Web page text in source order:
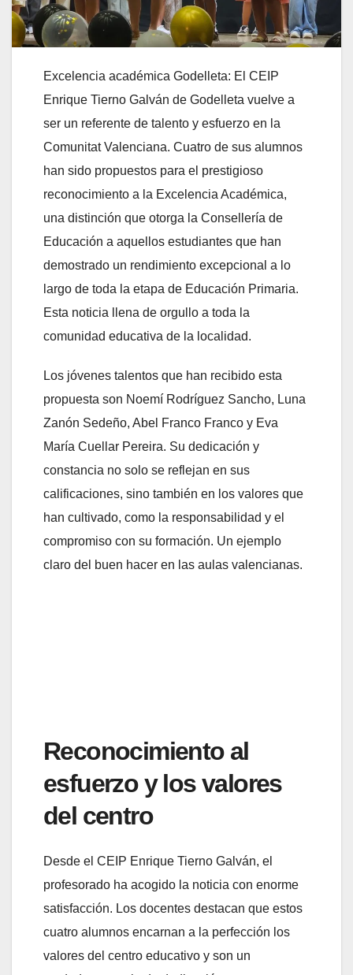
Excelencia académica Godelleta: El CEIP
Enrique Tierno Galván de Godelleta vuelve a
ser un referente de talento y esfuerzo en la
Comunitat Valenciana. Cuatro de sus alumnos
han sido propuestos para el prestigioso
reconocimiento a la Excelencia Académica,
una distinción que otorga la Consellería de
Educación a aquellos estudiantes que han
demostrado un rendimiento excepcional a lo
largo de toda la etapa de Educación Primaria.
Esta noticia llena de orgullo a toda la
comunidad educativa de la localidad.
Los jóvenes talentos que han recibido esta
propuesta son Noemí Rodríguez Sancho, Luna
Zanón Sedeño, Abel Franco Franco y Eva
María Cuellar Pereira. Su dedicación y
constancia no solo se reflejan en sus
calificaciones, sino también en los valores que
han cultivado, como la responsabilidad y el
compromiso con su formación. Un ejemplo
claro del buen hacer en las aulas valencianas.
Reconocimiento al
esfuerzo y los valores
del centro
Desde el CEIP Enrique Tierno Galván, el
profesorado ha acogido la noticia con enorme
satisfacción. Los docentes destacan que estos
cuatro alumnos encarnan a la perfección los
valores del centro educativo y son un